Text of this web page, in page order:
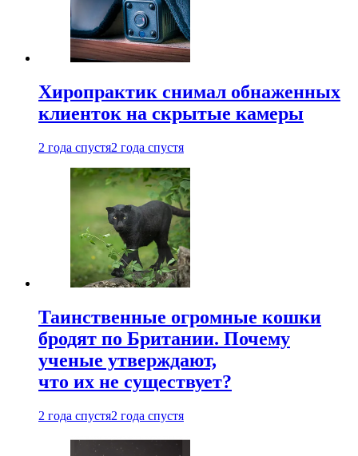
Хиропрактик снимал обнаженных
клиенток на скрытые камеры
2 года спустя2 года спустя
Таинственные огромные кошки
бродят по Британии. Почему
ученые утверждают,
что их не существует?
2 года спустя2 года спустя